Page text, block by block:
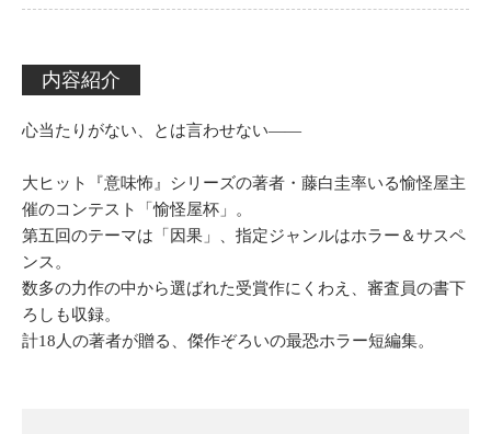
内容紹介
心当たりがない、とは言わせない——
大ヒット『意味怖』シリーズの著者・藤白圭率いる愉怪屋主
催のコンテスト「愉怪屋杯」。
第五回のテーマは「因果」、指定ジャンルはホラー＆サスペ
ンス。
数多の力作の中から選ばれた受賞作にくわえ、審査員の書下
ろしも収録。
計18人の著者が贈る、傑作ぞろいの最恐ホラー短編集。